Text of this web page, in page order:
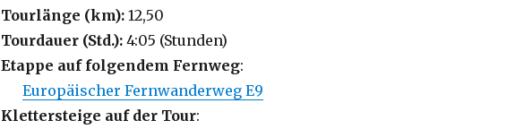
Tourlänge (km): 12,50
Tourdauer (Std.):4:05 (Stunden)
Etappe auf folgendem Fernweg:
Europäischer Fernwanderweg E9
Klettersteige auf der Tour: